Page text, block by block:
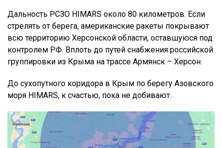
Дальность РСЗО HIMARS около 80 километров. Если
стрелять от берега, американские ракеты покрывают
всю территорию Херсонской области, оставшуюся под
контролем РФ. Вплоть до путей снабжения российской
группировки из Крыма на трассе Армянск – Херсон.
До сухопутного коридора в Крым по берегу Азовского
моря HIMARS, к счастью, пока не добивают.